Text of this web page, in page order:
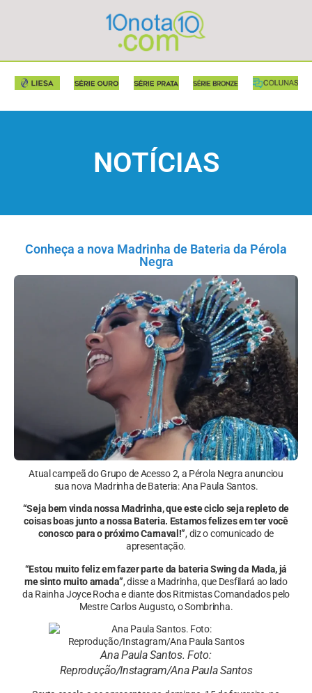
NOTÍCIAS
Conheça a nova Madrinha de Bateria da Pérola
Negra
Atual campeã do Grupo de Acesso 2, a Pérola Negra anunciou
sua nova Madrinha de Bateria: Ana Paula Santos.
“Seja bem vinda nossa Madrinha, que este ciclo seja repleto de
coisas boas junto a nossa Bateria. Estamos felizes em ter você
conosco para o próximo Carnaval!”, diz o comunicado de
apresentação.
“Estou muito feliz em fazer parte da bateria Swing da Mada, já
me sinto muito amada”, disse a Madrinha, que Desfilará ao lado
da Rainha Joyce Rocha e diante dos Ritmistas Comandados pelo
Mestre Carlos Augusto, o Sombrinha.
Ana Paula Santos. Foto:
Reprodução/Instagram/Ana Paula Santos